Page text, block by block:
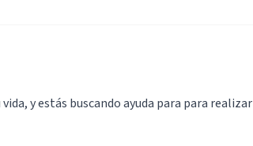
y estás buscando ayuda para para realizar